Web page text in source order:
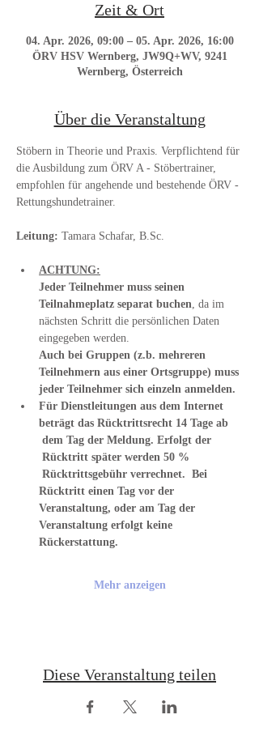
Zeit & Ort
04. Apr. 2026, 09:00 – 05. Apr. 2026, 16:00
ÖRV HSV Wernberg, JW9Q+WV, 9241
Wernberg, Österreich
Über die Veranstaltung
Stöbern in Theorie und Praxis. Verpflichtend für
die Ausbildung zum ÖRV A - Stöbertrainer,
empfohlen für angehende und bestehende ÖRV -
Rettungshundetrainer.
Leitung: Tamara Schafar, B.Sc.
ACHTUNG:
Jeder Teilnehmer muss seinen
Teilnahmeplatz separat buchen, da im
nächsten Schritt die persönlichen Daten
eingegeben werden.
Auch bei Gruppen (z.b. mehreren
Teilnehmern aus einer Ortsgruppe) muss
jeder Teilnehmer sich einzeln anmelden.
Für Dienstleitungen aus dem Internet
beträgt das Rücktrittsrecht 14 Tage ab
dem Tag der Meldung. Erfolgt der
Rücktritt später werden 50 %
Rücktrittsgebühr verrechnet.  Bei
Rücktritt einen Tag vor der
Veranstaltung, oder am Tag der
Veranstaltung erfolgt keine
Rückerstattung.
Mehr anzeigen
Diese Veranstaltung teilen